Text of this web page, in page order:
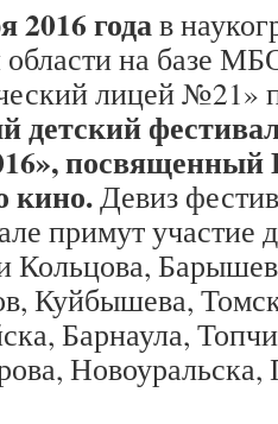
годав
на базе
лицей №21»
детский
посвященный
кино.Девиз
примут участие
Кольцова,
Куйбышева,
Барнаула,
Новоуральска,